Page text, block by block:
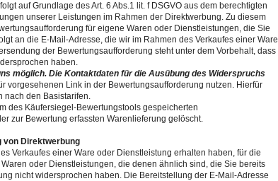
auf Grundlage des Art. 6 Abs.1 lit. f DSGVO aus dem berechtigten
unserer Leistungen im Rahmen der Direktwerbung. Zu diesem
für eigene Waren oder Dienstleistungen, die Sie
an die E-Mail-Adresse, die wir im Rahmen des Verkaufes einer Ware
der Bewertungsaufforderung steht unter dem Vorbehalt, dass
haben.
möglich. Die Kontaktdaten für die Ausübung des Widerspruchs
vorgesehenen Link in der Bewertungsaufforderung nutzen. Hierfür
nach den Basistarifen.
des Käufersiegel-Bewertungstools gespeicherten
zur Bewertung erfassten Warenlieferung gelöscht.
von Direktwerbung
Verkaufes einer Ware oder Dienstleistung erhalten haben, für die
oder Dienstleistungen, die denen ähnlich sind, die Sie bereits
nicht widersprochen haben. Die Bereitstellung der E-Mail-Adresse